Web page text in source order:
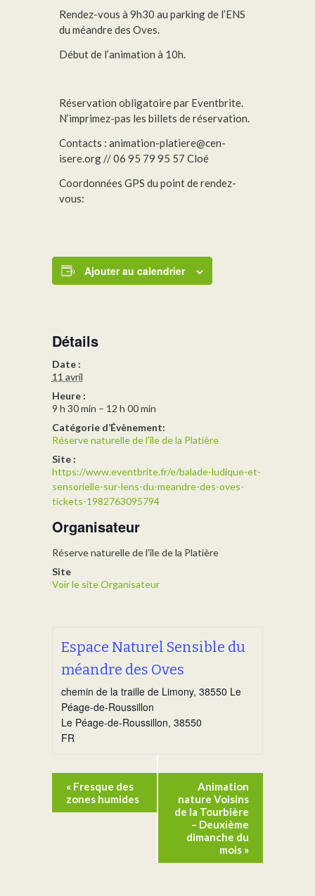
Rendez-vous à 9h30 au parking de l’ENS
du méandre des Oves.
Début de l’animation à 10h.
Réservation obligatoire par Eventbrite.
N’imprimez-pas les billets de réservation.
Contacts : animation-platiere@cen-
isere.org // 06 95 79 95 57 Cloé
Coordonnées GPS du point de rendez-
vous:
Ajouter au calendrier
Détails
Date :
11 avril
Heure :
9 h 30 min – 12 h 00 min
Catégorie d’Évènement:
Réserve naturelle de l’île de la Platière
Site :
https://www.eventbrite.fr/e/balade-ludique-et-
sensorielle-sur-lens-du-meandre-des-oves-
tickets-1982763095794
Organisateur
Réserve naturelle de l’île de la Platière
Site
Voir le site Organisateur
Espace Naturel Sensible du
méandre des Oves
chemin de la traille de Limony, 38550 Le
Péage-de-Roussillon
Le Péage-de-Roussillon, 38550
FR
Navigation
Évènement
«Fresque des
zones humides
Animation
nature Voisins
de la Tourbière
– Deuxième
dimanche du
mois »